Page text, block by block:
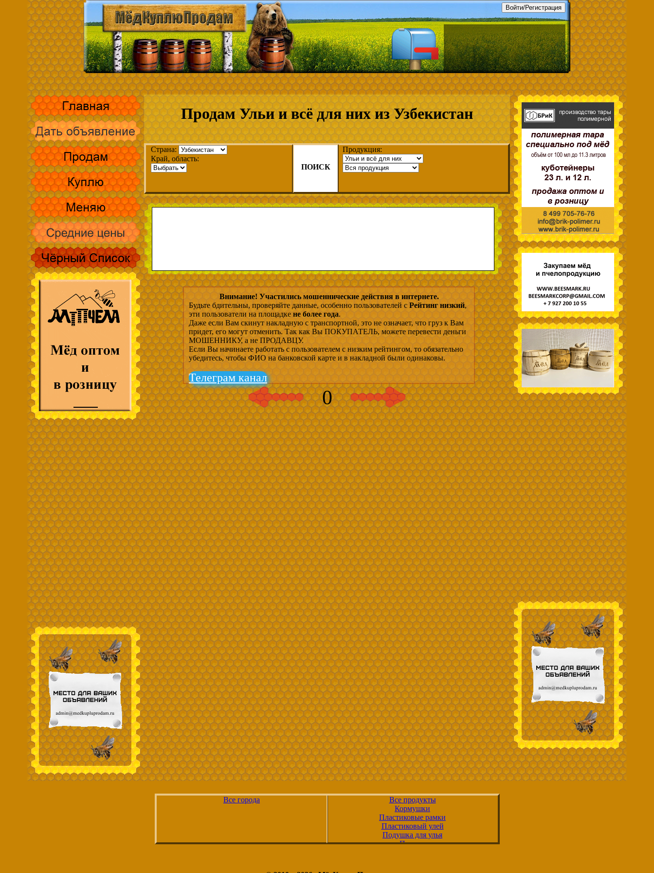
Продам Ульи и всё для них из Узбекистан
Страна:
Край, область:
Продукция:
ПОИСК
Внимание! Участились мошеннические действия в интернете.
Будьте бдительны, проверяйте данные, особенно пользователей с Рейтинг низкий,
эти пользователи на площадке не более года.
Даже если Вам скинут накладную с транспортной, это не означает, что груз к Вам
придет, его могут отменить. Так как Вы ПОКУПАТЕЛЬ, можете перевести деньги
МОШЕННИКУ, а не ПРОДАВЦУ.
Если Вы начинаете работать с пользователем с низким рейтингом, то обязательно
убедитесь, чтобы ФИО на банковской карте и в накладной были одинаковы.
Телеграм канал
0
Все города
Все продукты
Кормушки
Пластиковые рамки
Пластиковый улей
Подушка для улья
Поилки